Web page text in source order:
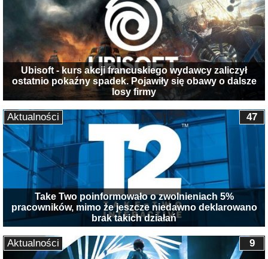
Ubisoft - kurs akcji francuskiego wydawcy zaliczył
ostatnio pokaźny spadek. Pojawiły się obawy o dalsze
losy firmy
Take Two poinformowało o zwolnieniach 5%
pracowników, mimo że jeszcze niedawno deklarowano
brak takich działań
47
Aktualności
9
Aktualności